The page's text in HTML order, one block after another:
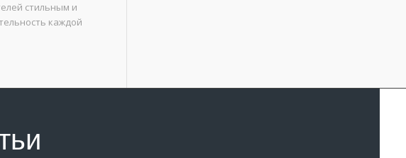
стильным и
каждой